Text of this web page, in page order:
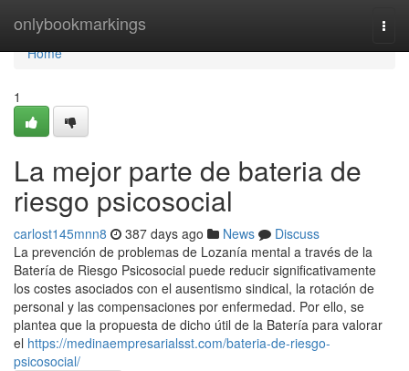
onlybookmarkings
Home
Home
1
La mejor parte de bateria de
riesgo psicosocial
carlost145mnn8 387 days ago News
Discuss
La prevención de problemas de Lozanía mental a través de la
Batería de Riesgo Psicosocial puede reducir significativamente
los costes asociados con el ausentismo sindical, la rotación de
personal y las compensaciones por enfermedad. Por ello, se
plantea que la propuesta de dicho útil de la Batería para valorar
el https://medinaempresarialsst.com/bateria-de-riesgo-
psicosocial/